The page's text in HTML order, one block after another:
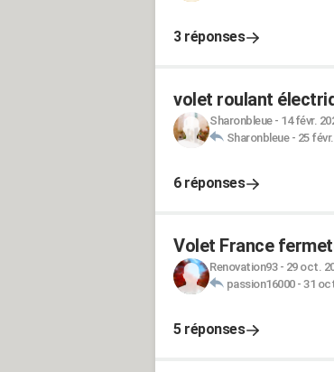
3 réponses
volet roulant
Sharonbleue- 14 févr.
Sharonbleue- 25
6 réponses
Volet France
Renovation93- 29 oct.
passion16000- 31
5 réponses